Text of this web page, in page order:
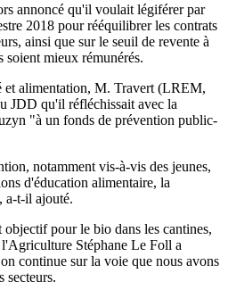
annoncé qu'il voulait légiférer par
2018 pour rééquilibrer les contrats
ainsi que sur le seuil de revente à
soient mieux rémunérés.
et alimentation, M. Travert (LREM,
JDD qu'il réfléchissait avec la
"à un fonds de prévention public-
notamment vis‑à-vis des jeunes,
d'éducation alimentaire, la
a-t-il ajouté.
pour le bio dans les cantines,
Stéphane Le Foll a
continue sur la voie que nous avons
secteurs.